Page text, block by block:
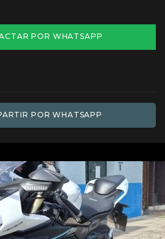
POR WHATSAPP
POR WHATSAPP